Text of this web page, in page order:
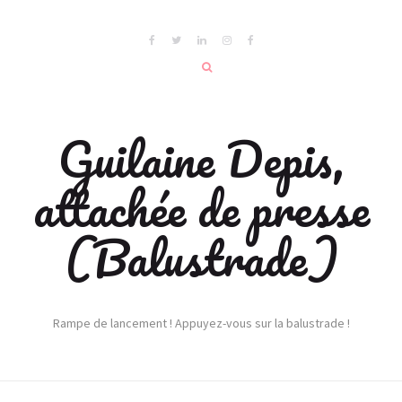
Guilaine Depis,
attachée de presse
(Balustrade)
Rampe de lancement ! Appuyez-vous sur la balustrade !